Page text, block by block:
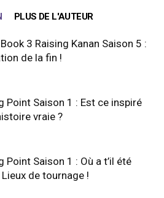
PLUS DE L'AUTEUR
3 Raising Kanan Saison 5 :
de la fin !
Point Saison 1 : Est ce inspiré
vraie ?
Point Saison 1 : Où a t’il été
de tournage !